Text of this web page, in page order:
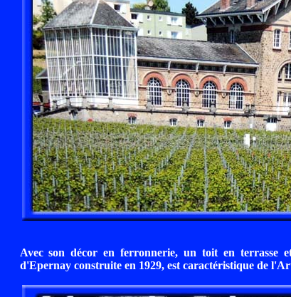
Avec son décor en ferronnerie, un toit en terrasse
d'Epernay construite en 1929, est caractéristique de